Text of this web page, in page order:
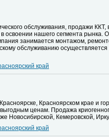
обслуживания, продажи ККТ,
освоении нашего сегмента
занимается монтажом,
обслуживанию
край
Красноярском крае и
ценам. Продажа
Кемеровской,
край